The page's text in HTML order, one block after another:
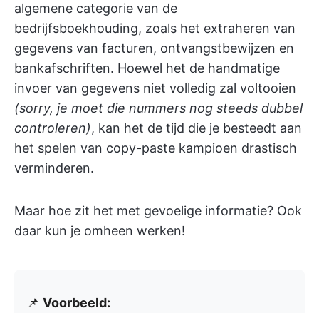
algemene categorie van de
bedrijfsboekhouding, zoals het extraheren van
gegevens van facturen, ontvangstbewijzen en
bankafschriften. Hoewel het de handmatige
invoer van gegevens niet volledig zal voltooien
(sorry, je moet die nummers nog steeds dubbel
controleren), kan het de tijd die je besteedt aan
het spelen van copy-paste kampioen drastisch
verminderen.
Maar hoe zit het met gevoelige informatie? Ook
daar kun je omheen werken!
📌 Voorbeeld: